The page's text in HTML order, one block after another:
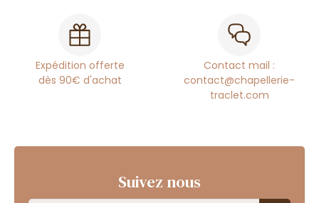
Expédition offerte
dès 90€ d'achat
Contact mail :
contact@chapellerie-
traclet.com
Suivez nous